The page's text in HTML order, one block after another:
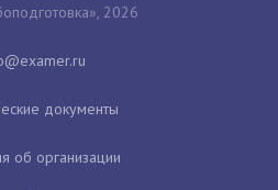
2026
документы
об организации